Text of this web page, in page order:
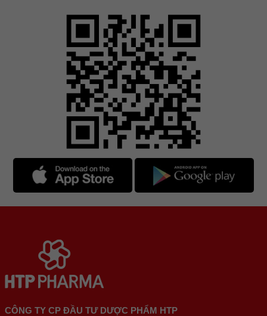
CÔNG TY CP ĐẦU TƯ DƯỢC PHẨM HTP